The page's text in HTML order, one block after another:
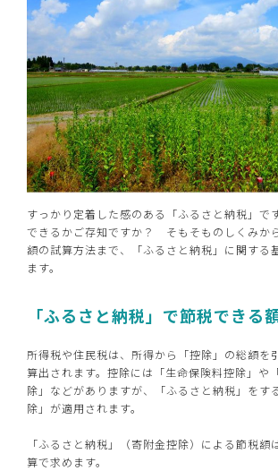
すっかり定着した感のある「ふるさと納税」で
できるかご存知ですか？ そもそものしくみか
額の試算方法まで、「ふるさと納税」に関する
ます。
「ふるさと納税」で節税できる
所得税や住民税は、所得から「控除」の総額を
算出されます。控除には「生命保険料控除」や
除」などがありますが、「ふるさと納税」をす
除」が適用されます。
「ふるさと納税」（寄附金控除）による節税額
算で求めます。